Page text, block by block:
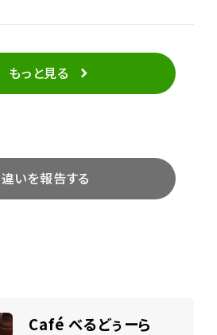
がいろいろとあります。中でも
か無いベーグルが数種類あった
の他、ブルーベリー等を練り込ん
トなミニフランスパンもあった
もっと見る
いを報告する
Café べるどぅーら